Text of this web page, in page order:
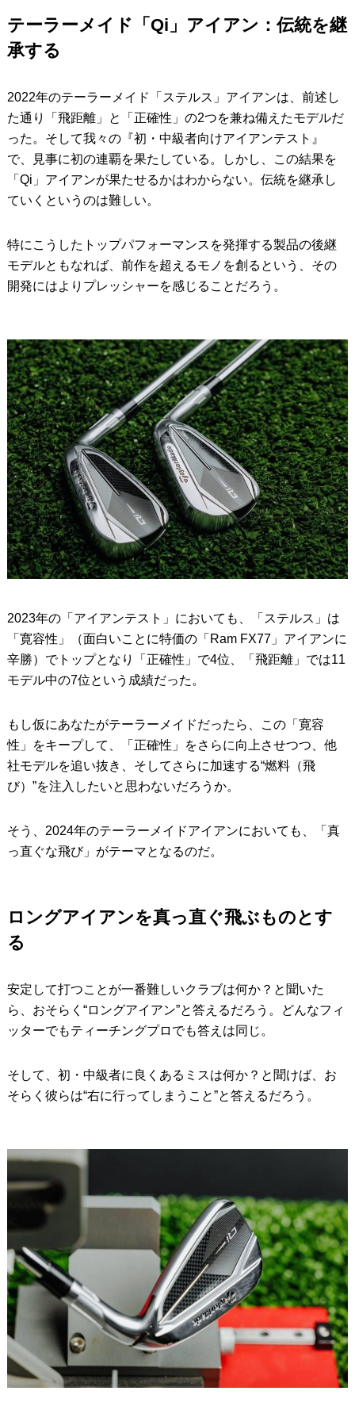
テーラーメイド「Qi」アイアン：伝統を継
承する
2022年のテーラーメイド「ステルス」アイアンは、前述し
た通り「飛距離」と「正確性」の2つを兼ね備えたモデルだ
った。そして我々の『初・中級者向けアイアンテスト』
で、見事に初の連覇を果たしている。しかし、この結果を
「Qi」アイアンが果たせるかはわからない。伝統を継承し
ていくというのは難しい。
特にこうしたトップパフォーマンスを発揮する製品の後継
モデルともなれば、前作を超えるモノを創るという、その
開発にはよりプレッシャーを感じることだろう。
2023年の「アイアンテスト」においても、「ステルス」は
「寛容性」（面白いことに特価の「Ram FX77」アイアンに
辛勝）でトップとなり「正確性」で4位、「飛距離」では11
モデル中の7位という成績だった。
もし仮にあなたがテーラーメイドだったら、この「寛容
性」をキープして、「正確性」をさらに向上させつつ、他
社モデルを追い抜き、そしてさらに加速する“燃料（飛
び）”を注入したいと思わないだろうか。
そう、2024年のテーラーメイドアイアンにおいても、「真
っ直ぐな飛び」がテーマとなるのだ。
ロングアイアンを真っ直ぐ飛ぶものとす
る
安定して打つことが一番難しいクラブは何か？と聞いた
ら、おそらく“ロングアイアン”と答えるだろう。どんなフィ
ッターでもティーチングプロでも答えは同じ。
そして、初・中級者に良くあるミスは何か？と聞けば、お
そらく彼らは“右に行ってしまうこと”と答えるだろう。